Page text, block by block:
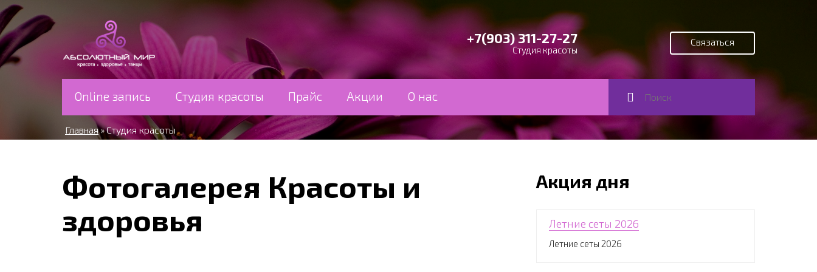
Перейти к основному содержанию
+7(903) 311-27-27
Студия красоты
Связаться
Online запись Студия красоты Прайс Акции О нас
Форма поиска
Главная»Студия красоты
Фотогалерея Красоты и
здоровья
Акция дня
Летние сеты 2026
Летние сеты 2026